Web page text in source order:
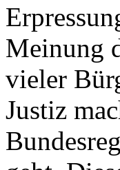
Meinung
vieler
Justiz